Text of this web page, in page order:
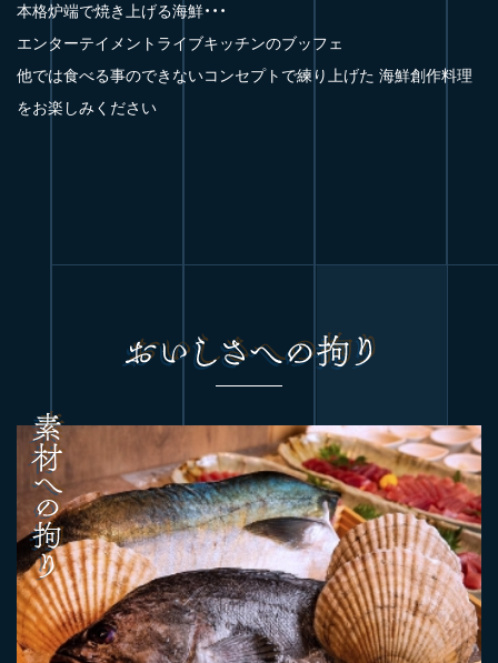
本格炉端で焼き上げる海鮮・・・
エンターテイメントライブキッチンのブッフェ
他では食べる事のできないコンセプトで練り上げた 海鮮創作料理
をお楽しみください